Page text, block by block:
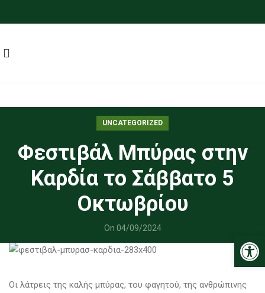
UNCATEGORIZED
Φεστιβάλ Μπύρας στην
Καρδία το Σάββατο 5
Οκτωβρίου
On 04/09/2024
Οι λάτρεις της καλής μπύρας, του φαγητού, της ανθρώπινης